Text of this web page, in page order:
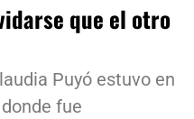
que el otro
Puyó estuvo en
fue